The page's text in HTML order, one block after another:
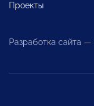
Проекты
Разработка сайта —